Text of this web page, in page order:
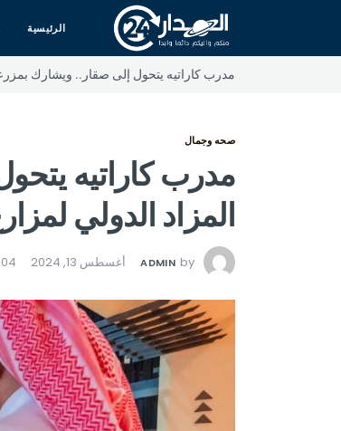
الرئيسية
مدرب كاراتيه يتحول إلى صقار.. ويشارك
صحه وجمال
مدرب كاراتيه
المزاد الدولي
by
ADMIN أغسطس 13, 2024